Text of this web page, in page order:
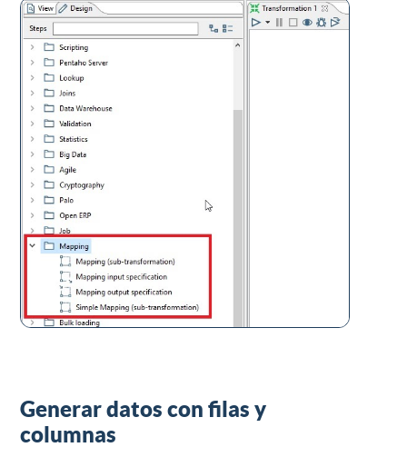
Generar datos con filas y
columnas